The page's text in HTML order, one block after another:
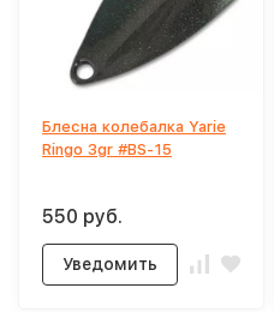
Блесна колебалка Yarie
Ringo 3gr #BS-15
550 руб.
Уведомить